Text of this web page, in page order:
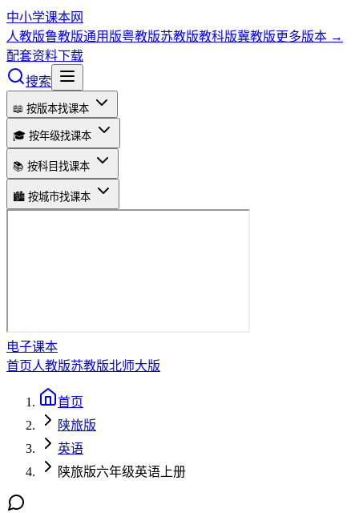
中小学课本网
人教版鲁教版通用版粤教版苏教版教科版冀教版更多版本 →
配套资料下载
搜索
📖 按版本找课本
🎓 按年级找课本
📚 按科目找课本
🏙️ 按城市找课本
电子课本
首页人教版苏教版北师大版
首页
陕旅版
英语
陕旅版六年级英语上册